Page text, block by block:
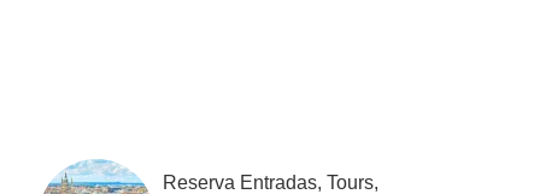
primaria
Reserva Entradas, Tours,